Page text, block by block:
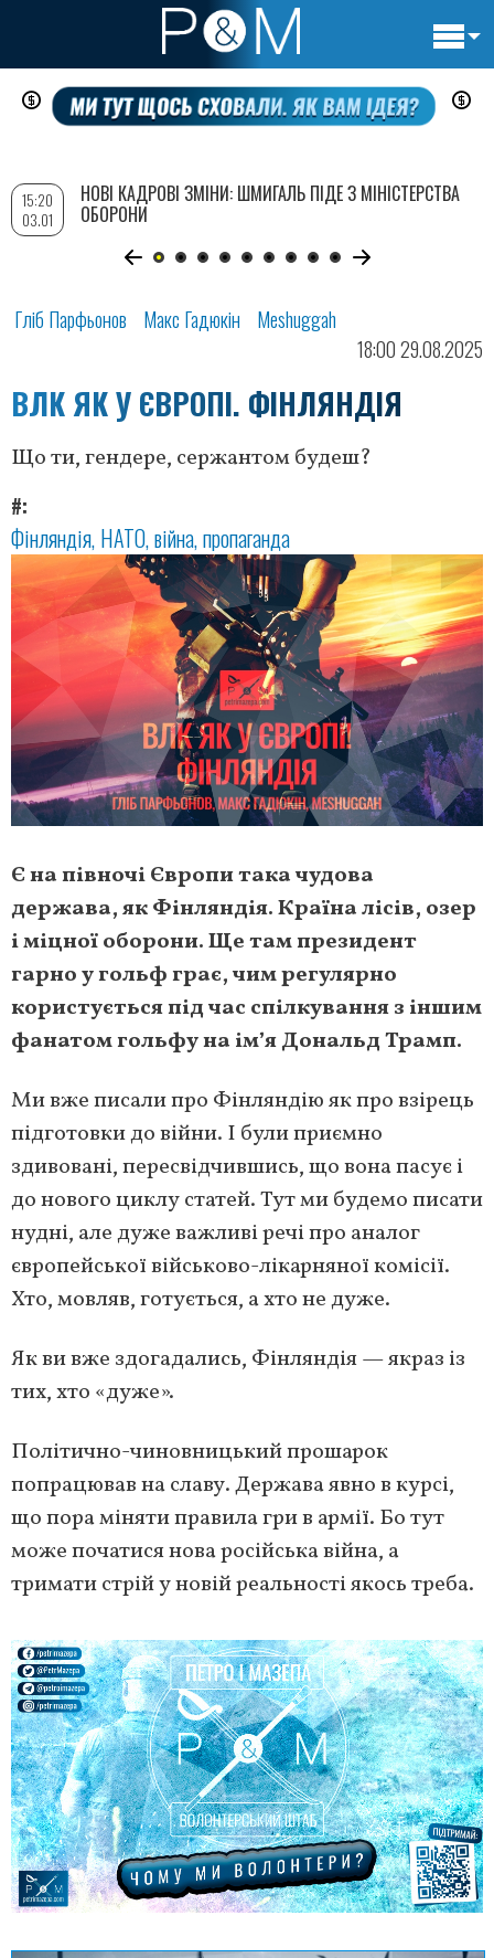
Перейти
до
вмісту
Гліб Парфьонов Макс Гадюкін
Meshuggah
18:00 29.08.2025
ВЛК ЯК У ЄВРОПІ. ФІНЛЯНДІЯ
Що ти, гендере, сержантом будеш?
#
Фінляндія НАТО війна пропаганда
Є на півночі Європи така чудова
держава, як Фінляндія. Країна лісів, озер
і міцної оборони. Ще там президент
гарно у гольф грає, чим регулярно
користується під час спілкування з іншим
фанатом гольфу на ім’я Дональд Трамп.
Ми вже писали про Фінляндію як про взірець
підготовки до війни. І були приємно
здивовані, пересвідчившись, що вона пасує і
до нового циклу статей. Тут ми будемо писати
нудні, але дуже важливі речі про аналог
європейської військово-лікарняної комісії.
Хто, мовляв, готується, а хто не дуже.
Як ви вже здогадались, Фінляндія — якраз із
тих, хто «дуже».
Політично-чиновницький прошарок
попрацював на славу. Держава явно в курсі,
що пора міняти правила гри в армії. Бо тут
може початися нова російська війна, а
тримати стрій у новій реальності якось треба.
15:20
03.01
НОВІ КАДРОВІ ЗМІНИ: ШМИГАЛЬ ПІДЕ З МІНІСТЕРСТВА
ОБОРОНИ